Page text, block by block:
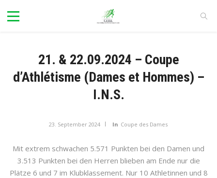
21. & 22.09.2024 – Coupe
d’Athlétisme (Dames et Hommes) –
I.N.S.
23. September 2024 In Coupe des Dames
Mit extrem schwachen 5.571 Punkten bei den Damen und
3.513 Punkten bei den Herren blieben am Ende nur die
Plätze 6 und 7 im Klubklassement. Nur 10 Athletinnen und 8